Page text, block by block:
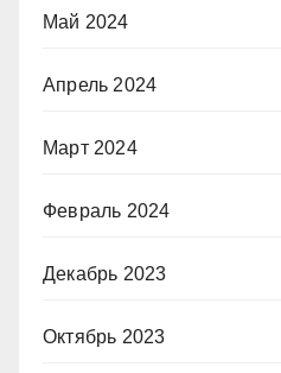
Май 2024
Апрель 2024
Март 2024
Февраль 2024
Декабрь 2023
Октябрь 2023